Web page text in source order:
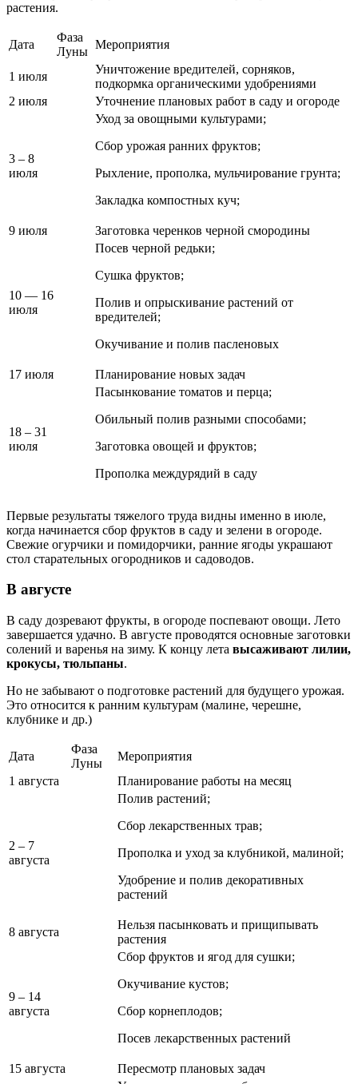
растения.
Дата
Фаза
Луны
Мероприятия
1 июля
Уничтожение вредителей, сорняков,
подкормка органическими удобрениями
2 июля
Уточнение плановых работ в саду и огороде
3 – 8
июля
Уход за овощными культурами;
Сбор урожая ранних фруктов;
Рыхление, прополка, мульчирование грунта;
Закладка компостных куч;
9 июля Заготовка черенков черной смородины
10 — 16
июля
Посев черной редьки;
Сушка фруктов;
Полив и опрыскивание растений от
вредителей;
Окучивание и полив пасленовых
17 июля Планирование новых задач
18 – 31
июля
Пасынкование томатов и перца;
Обильный полив разными способами;
Заготовка овощей и фруктов;
Прополка междурядий в саду
Первые результаты тяжелого труда видны именно в июле,
когда начинается сбор фруктов в саду и зелени в огороде.
Свежие огурчики и помидорчики, ранние ягоды украшают
стол старательных огородников и садоводов.
В августе
В саду дозревают фрукты, в огороде поспевают овощи. Лето
завершается удачно. В августе проводятся основные заготовки
солений и варенья на зиму. К концу лета высаживают лилии,
крокусы, тюльпаны.
Но не забывают о подготовке растений для будущего урожая.
Это относится к ранним культурам (малине, черешне,
клубнике и др.)
Дата
Фаза
Луны
Мероприятия
1 августа
Планирование работы на месяц
2 – 7
августа
Полив растений;
Сбор лекарственных трав;
Прополка и уход за клубникой, малиной;
Удобрение и полив декоративных
растений
8 августа
Нельзя пасынковать и прищипывать
растения
9 – 14
августа
Сбор фруктов и ягод для сушки;
Окучивание кустов;
Сбор корнеплодов;
Посев лекарственных растений
15 августа
Пересмотр плановых задач